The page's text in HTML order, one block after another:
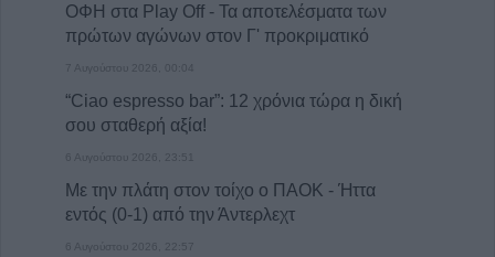
ΟΦΗ στα Play Off - Τα αποτελέσματα των
πρώτων αγώνων στον Γ' προκριματικό
7 Αυγούστου 2026, 00:04
“Ciao espresso bar”: 12 χρόνια τώρα η δική
σου σταθερή αξία!
6 Αυγούστου 2026, 23:51
Με την πλάτη στον τοίχο ο ΠΑΟΚ - Ήττα
εντός (0-1) από την Άντερλεχτ
6 Αυγούστου 2026, 22:57